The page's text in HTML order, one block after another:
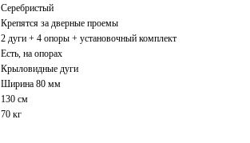
Серебристый
Крепятся за дверные проемы
2 дуги + 4 опоры + установочный комплект
Есть, на опорах
Крыловидные дуги
Ширина 80 мм
130 см
70 кг